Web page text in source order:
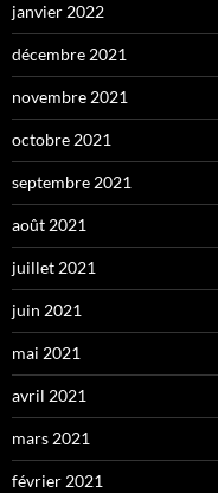
janvier 2022
décembre 2021
novembre 2021
octobre 2021
septembre 2021
août 2021
juillet 2021
juin 2021
mai 2021
avril 2021
mars 2021
février 2021